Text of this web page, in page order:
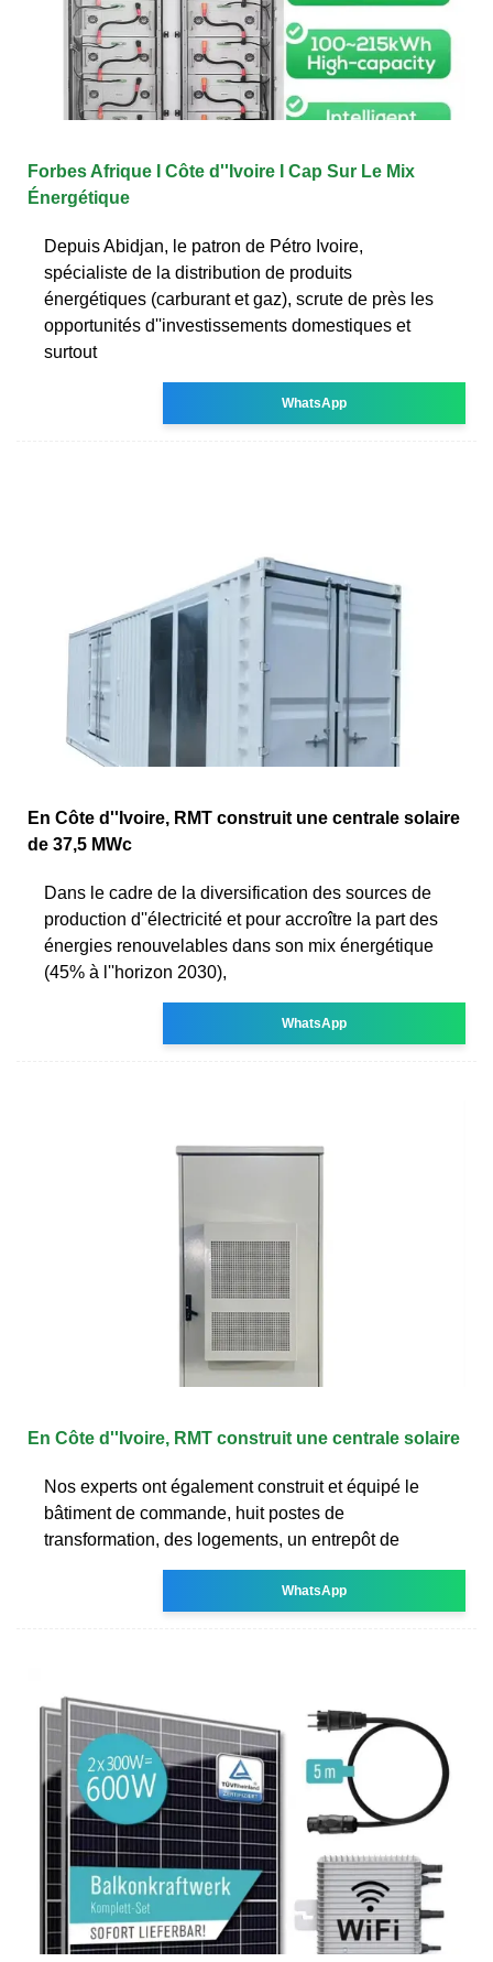
Forbes Afrique I Côte d''Ivoire I Cap Sur Le Mix
Énergétique
Depuis Abidjan, le patron de Pétro Ivoire,
spécialiste de la distribution de produits
énergétiques (carburant et gaz), scrute de près les
opportunités d''investissements domestiques et
surtout
WhatsApp
En Côte d''Ivoire, RMT construit une centrale solaire
de 37,5 MWc
Dans le cadre de la diversification des sources de
production d''électricité et pour accroître la part des
énergies renouvelables dans son mix énergétique
(45% à l''horizon 2030),
WhatsApp
En Côte d''Ivoire, RMT construit une centrale solaire
Nos experts ont également construit et équipé le
bâtiment de commande, huit postes de
transformation, des logements, un entrepôt de
WhatsApp